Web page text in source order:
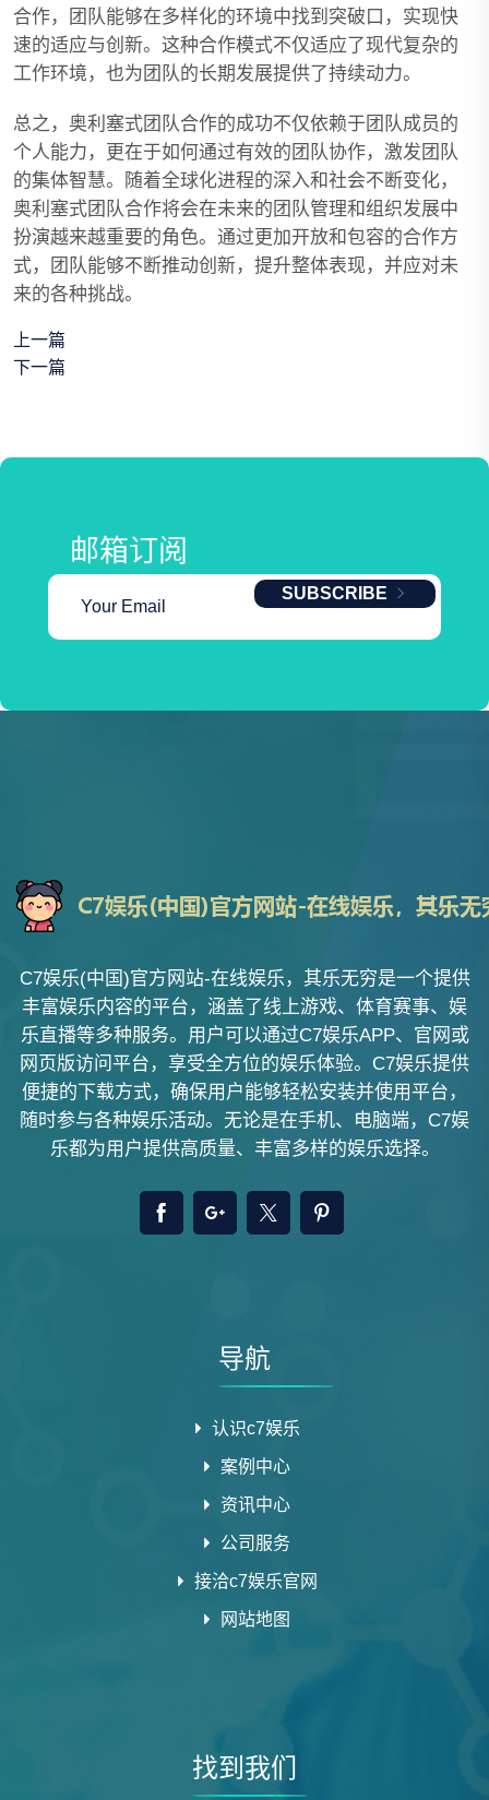
合作，团队能够在多样化的环境中找到突破口，实现快
速的适应与创新。这种合作模式不仅适应了现代复杂的
工作环境，也为团队的长期发展提供了持续动力。
总之，奥利塞式团队合作的成功不仅依赖于团队成员的
个人能力，更在于如何通过有效的团队协作，激发团队
的集体智慧。随着全球化进程的深入和社会不断变化，
奥利塞式团队合作将会在未来的团队管理和组织发展中
扮演越来越重要的角色。通过更加开放和包容的合作方
式，团队能够不断推动创新，提升整体表现，并应对未
来的各种挑战。
上一篇
下一篇
邮箱订阅
SUBSCRIBE
C7娱乐(中国)官方网站-在线娱乐，其乐无穷是一个提供
丰富娱乐内容的平台，涵盖了线上游戏、体育赛事、娱
乐直播等多种服务。用户可以通过C7娱乐APP、官网或
网页版访问平台，享受全方位的娱乐体验。C7娱乐提供
便捷的下载方式，确保用户能够轻松安装并使用平台，
随时参与各种娱乐活动。无论是在手机、电脑端，C7娱
乐都为用户提供高质量、丰富多样的娱乐选择。
导航
认识c7娱乐
案例中心
资讯中心
公司服务
接洽c7娱乐官网
网站地图
找到我们